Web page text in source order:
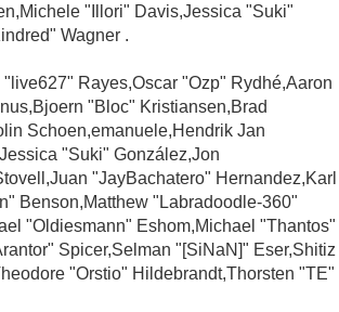
"Illori" Davis,Jessica "Suki"
Wagner .
Rayes,Oscar "Ozp" Rydhé,Aaron
"Bloc" Kristiansen,Brad
Schoen,emanuele,Hendrik Jan
"Suki" González,Jon
"JayBachatero" Hernandez,Karl
Benson,Matthew "Labradoodle-360"
"Oldiesmann" Eshom,Michael "Thantos"
Spicer,Selman "[SiNaN]" Eser,Shitiz
"Orstio" Hildebrandt,Thorsten "TE"